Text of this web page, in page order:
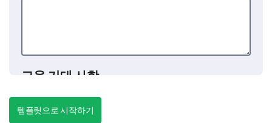
교육 기대 사항
다가오는 교육에 대한 귀하의 의견이 우리가 가장 성공
적으로 준비하는 데 도움이 될 것입니다.
템플릿으로 시작하기